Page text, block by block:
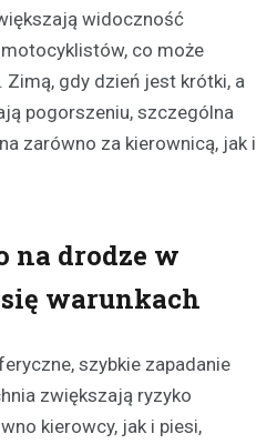
widoczność
co może
gdy dzień jest krótki, a
pogorszeniu, szczególna
zarówno za kierownicą, jak i
na drodze w
warunkach
szybkie zapadanie
zwiększają ryzyko
kierowcy, jak i piesi,